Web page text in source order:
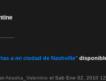
a mi ciudad de Nashville"
Akasha_Valentine el Sab Ene 02, 2010